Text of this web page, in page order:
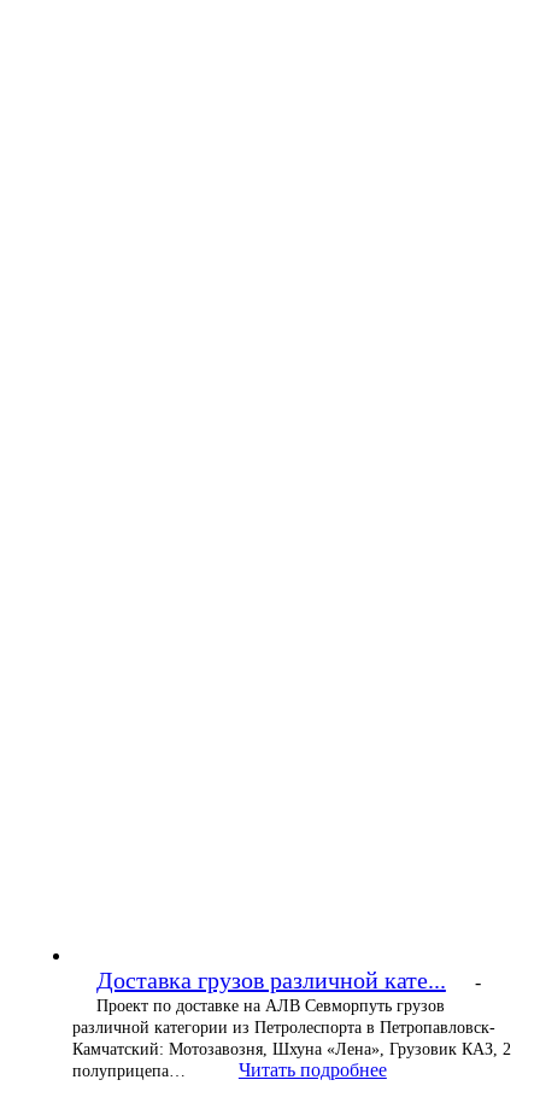
Доставка грузов различной кате... -
Проект по доставке на АЛВ Севморпуть грузов
различной категории из Петролеспорта в Петропавловск-
Камчатский: Мотозавозня, Шхуна «Лена», Грузовик КАЗ, 2
полуприцепа…
Читать подробнее